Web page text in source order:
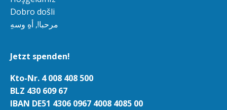
Dobro došli
مرحبا!, أهِ وسهِ
Jetzt spenden!
Kto-Nr. 4 008 408 500
BLZ 430 609 67
IBAN DE51 4306 0967 4008 4085 00